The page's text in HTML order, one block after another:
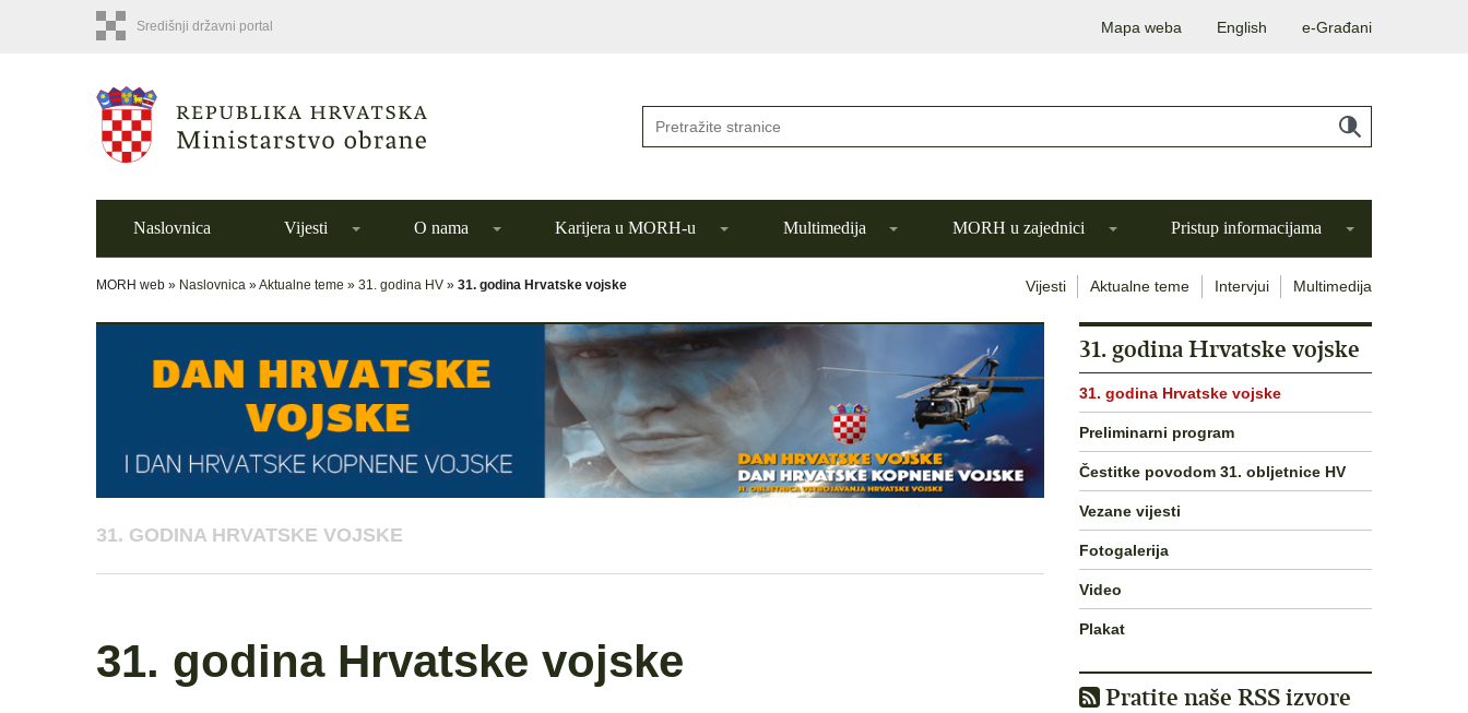
Središnji državni portal Mapa weba English e-Građani
Naslovnica Vijesti O nama Karijera u MORH-u Multimedija MORH u zajednici Pristup informacijama
MORH web » Naslovnica »Aktualne teme » 31. godina HV » 31. godina Hrvatske vojske Vijesti Aktualne teme Intervjui Multimedija
31. GODINA HRVATSKE VOJSKE
31. godina Hrvatske vojske
31. godina Hrvatske vojske
31. godina Hrvatske vojske
Preliminarni program
Čestitke povodom 31. obljetnice HV
Vezane vijesti
Fotogalerija
Video
Plakat
Pratite naše RSS izvore